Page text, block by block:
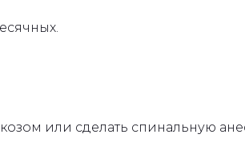
или сделать спинальную